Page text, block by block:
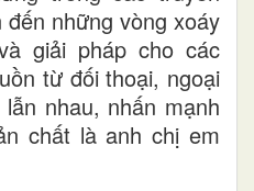
những vòng xoáy
giải pháp cho các
từ đối thoại, ngoại
nhau, nhấn mạnh
chất là anh chị em